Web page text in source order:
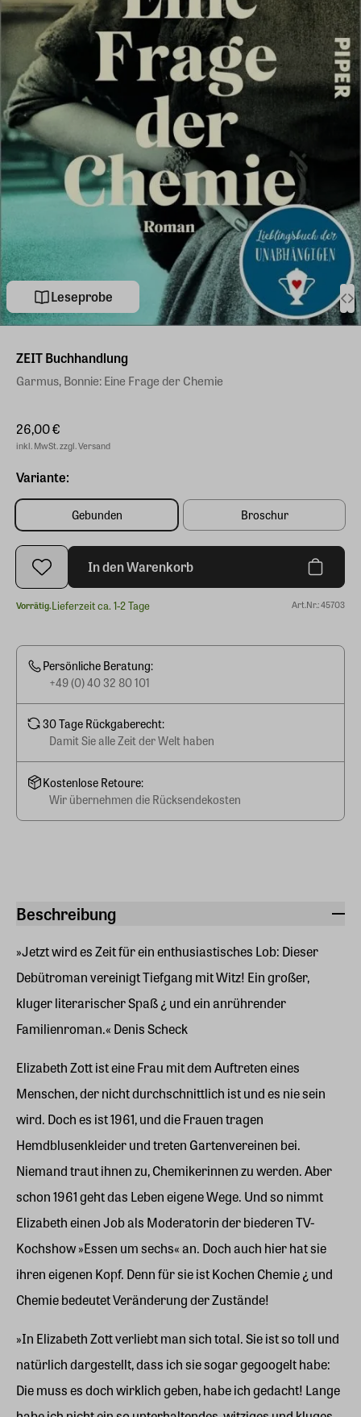
Leseprobe
Beschreibung
»Jetzt wird es Zeit für ein enthusiastisches Lob: Dieser
Debütroman vereinigt Tiefgang mit Witz! Ein großer,
kluger literarischer Spaß ¿ und ein anrührender
Familienroman.« Denis Scheck
Elizabeth Zott ist eine Frau mit dem Auftreten eines
Menschen, der nicht durchschnittlich ist und es nie sein
wird. Doch es ist 1961, und die Frauen tragen
Hemdblusenkleider und treten Gartenvereinen bei.
Niemand traut ihnen zu, Chemikerinnen zu werden. Aber
schon 1961 geht das Leben eigene Wege. Und so nimmt
Elizabeth einen Job als Moderatorin der biederen TV-
Kochshow »Essen um sechs« an. Doch auch hier hat sie
ihren eigenen Kopf. Denn für sie ist Kochen Chemie ¿ und
Chemie bedeutet Veränderung der Zustände!
»In Elizabeth Zott verliebt man sich total. Sie ist so toll und
natürlich dargestellt, dass ich sie sogar gegoogelt habe:
Die muss es doch wirklich geben, habe ich gedacht! Lange
ZEIT Buchhandlung
Garmus, Bonnie: Eine Frage der Chemie
26,00 €
inkl. MwSt. zzgl. Versand
Variante:
Gebunden Broschur
In den Warenkorb
Vorrätig.Lieferzeit ca. 1-2 Tage Art.Nr.: 45703
Persönliche Beratung:
+49 (0) 40 32 80 101
30 Tage Rückgaberecht:
Damit Sie alle Zeit der Welt haben
Kostenlose Retoure:
Wir übernehmen die Rücksendekosten